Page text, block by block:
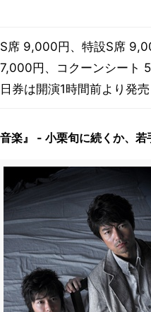
S席 9,000円、特設S席
7,000円、コクーンシート
日券は開演1時間前より発売
音楽』 - 小栗旬に続くか、